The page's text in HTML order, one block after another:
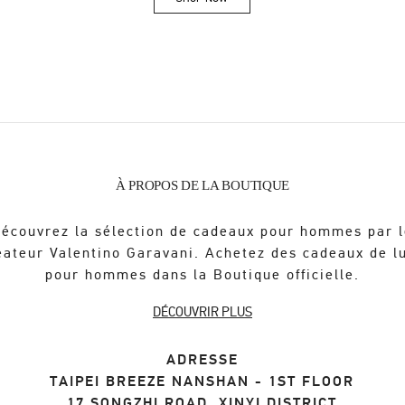
Link Opens in New Tab
À PROPOS DE LA BOUTIQUE
la sélection de cadeaux pour hommes par
Valentino Garavani. Achetez des cadeaux de
pour hommes dans la Boutique officielle.
DÉCOUVRIR PLUS
ADRESSE
TAIPEI BREEZE NANSHAN - 1ST FLOOR